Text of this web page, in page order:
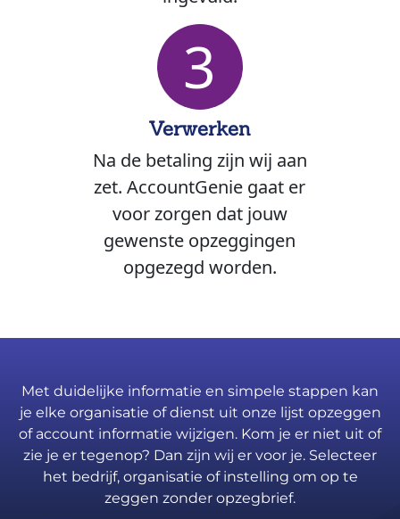
3
Verwerken
Na de betaling zijn wij aan
zet. AccountGenie gaat er
voor zorgen dat jouw
gewenste opzeggingen
opgezegd worden.
Met duidelijke informatie en simpele stappen kan
je elke organisatie of dienst uit onze lijst opzeggen
of account informatie wijzigen. Kom je er niet uit of
zie je er tegenop? Dan zijn wij er voor je. Selecteer
het bedrijf, organisatie of instelling om op te
zeggen zonder opzegbrief.